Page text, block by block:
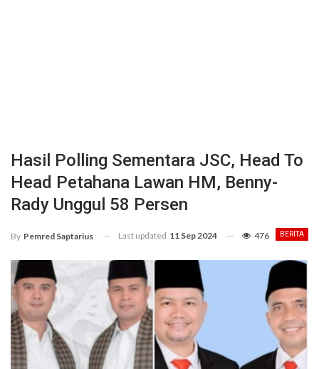
Hasil Polling Sementara JSC, Head To
Head Petahana Lawan HM, Benny-
Rady Unggul 58 Persen
BERITA
By Pemred Saptarius Last updated 11 Sep 2024 476